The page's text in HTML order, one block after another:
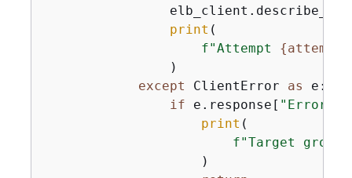
print (
f"Attempt {
                )
except ClientError as e:
if e.response[ "Error"
print (
f"Target group
                    )